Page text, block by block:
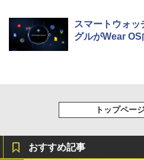
スマートウォ
グルがWear OS
トップペー
おすすめ記事